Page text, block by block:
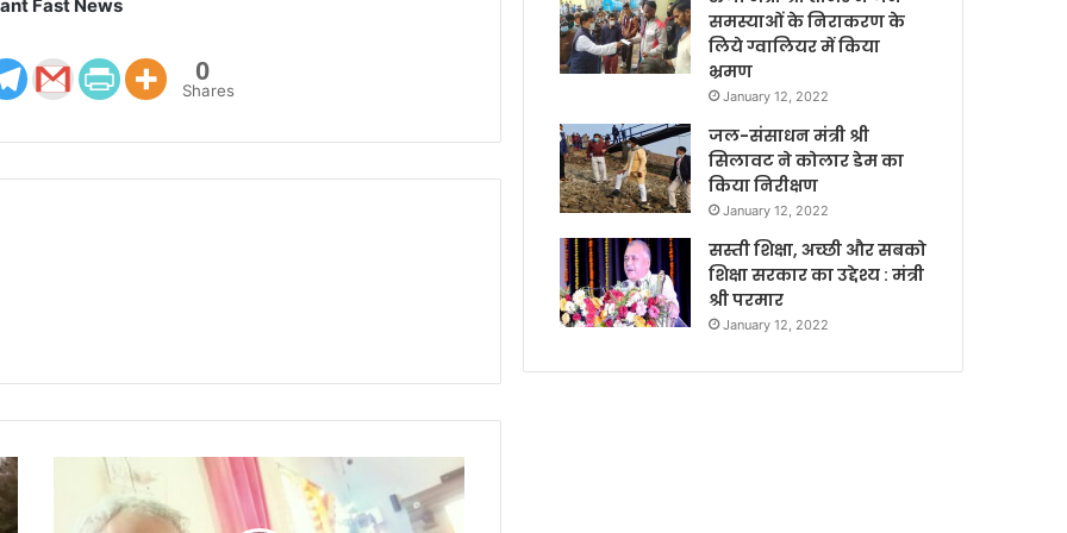
Fast News
0
Shares
समस्याओं के निराकरण के
लिये ग्वालियर में किया
भ्रमण
January 12, 2022
जल-संसाधन मंत्री श्री
सिलावट ने कोलार डेम का
किया निरीक्षण
January 12, 2022
सस्ती शिक्षा, अच्छी और सबको
शिक्षा सरकार का उद्देश्य : मंत्री
श्री परमार
January 12, 2022